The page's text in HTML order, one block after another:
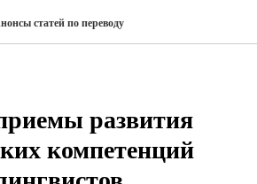
статей по переводу
развития
компетенций